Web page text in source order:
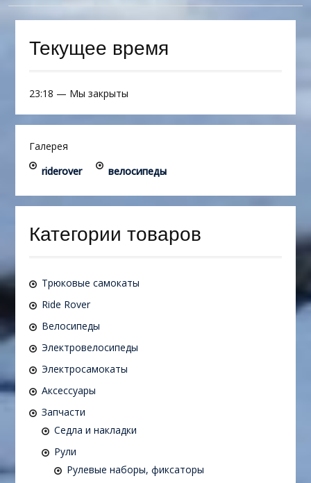
Текущее время
23:18 — Мы закрыты
Галерея
riderover
велосипеды
Категории товаров
Трюковые самокаты
Ride Rover
Велосипеды
Электровелосипеды
Электросамокаты
Аксессуары
Запчасти
Седла и накладки
Рули
Рулевые наборы, фиксаторы